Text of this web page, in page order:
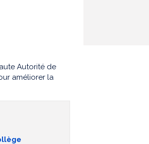
Autorité de
améliorer la